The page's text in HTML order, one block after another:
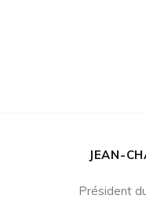
JEAN-
Président